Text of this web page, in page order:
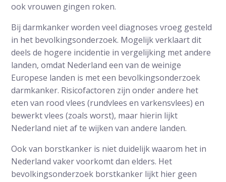
ook vrouwen gingen roken.
Bij darmkanker worden veel diagnoses vroeg gesteld
in het bevolkingsonderzoek. Mogelijk verklaart dit
deels de hogere incidentie in vergelijking met andere
landen, omdat Nederland een van de weinige
Europese landen is met een bevolkingsonderzoek
darmkanker. Risicofactoren zijn onder andere het
eten van rood vlees (rundvlees en varkensvlees) en
bewerkt vlees (zoals worst), maar hierin lijkt
Nederland niet af te wijken van andere landen.
Ook van borstkanker is niet duidelijk waarom het in
Nederland vaker voorkomt dan elders. Het
bevolkingsonderzoek borstkanker lijkt hier geen